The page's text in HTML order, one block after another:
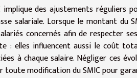
implique des ajustements
salariale. Lorsque le montant du
concernés afin de respecter
: elles influencent aussi le coût
à chaque salaire. Négliger ces
toute modification du SMIC pour